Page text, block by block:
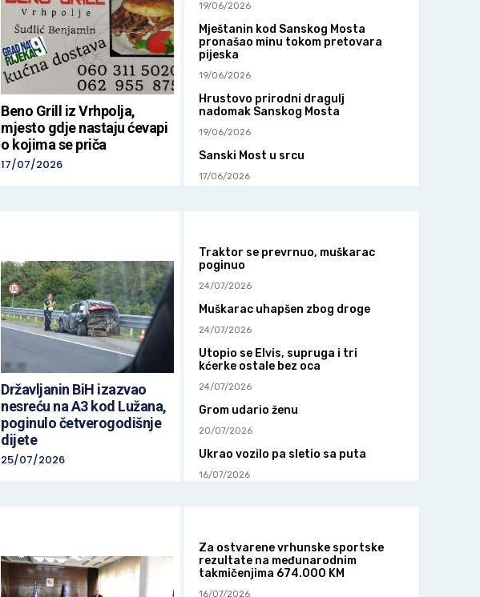
Beno Grill iz Vrhpolja,
mjesto gdje nastaju ćevapi
o kojima se priča
17/07/2026
19/06/2026
Mještanin kod Sanskog Mosta
pronašao minu tokom pretovara
pijeska
19/06/2026
Hrustovo prirodni dragulj
nadomak Sanskog Mosta
19/06/2026
Sanski Most u srcu
17/06/2026
Sanski Most grad koji ne odustaje,
između tišine, ljepote i borbe za
opstanak
17/06/2026
Državljanin BiH izazvao
nesreću na A3 kod Lužana,
poginulo četverogodišnje
dijete
25/07/2026
Traktor se prevrnuo, muškarac
poginuo
24/07/2026
Muškarac uhapšen zbog droge
24/07/2026
Utopio se Elvis, supruga i tri
kćerke ostale bez oca
24/07/2026
Grom udario ženu
20/07/2026
Ukrao vozilo pa sletio sa puta
16/07/2026
Za ostvarene vrhunske sportske
rezultate na međunarodnim
takmičenjima 674.000 KM
16/07/2026